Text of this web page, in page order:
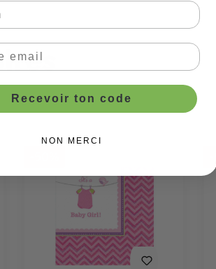
Recevoir ton code
NON MERCI